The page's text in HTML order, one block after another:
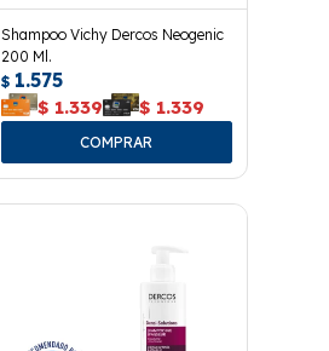
Shampoo Vichy Dercos Neogenic
200 Ml.
$ 1.575
$ 1.339 $ 1.339